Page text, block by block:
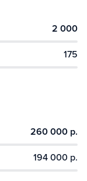
2 000
175
260 000 р.
194 000 р.